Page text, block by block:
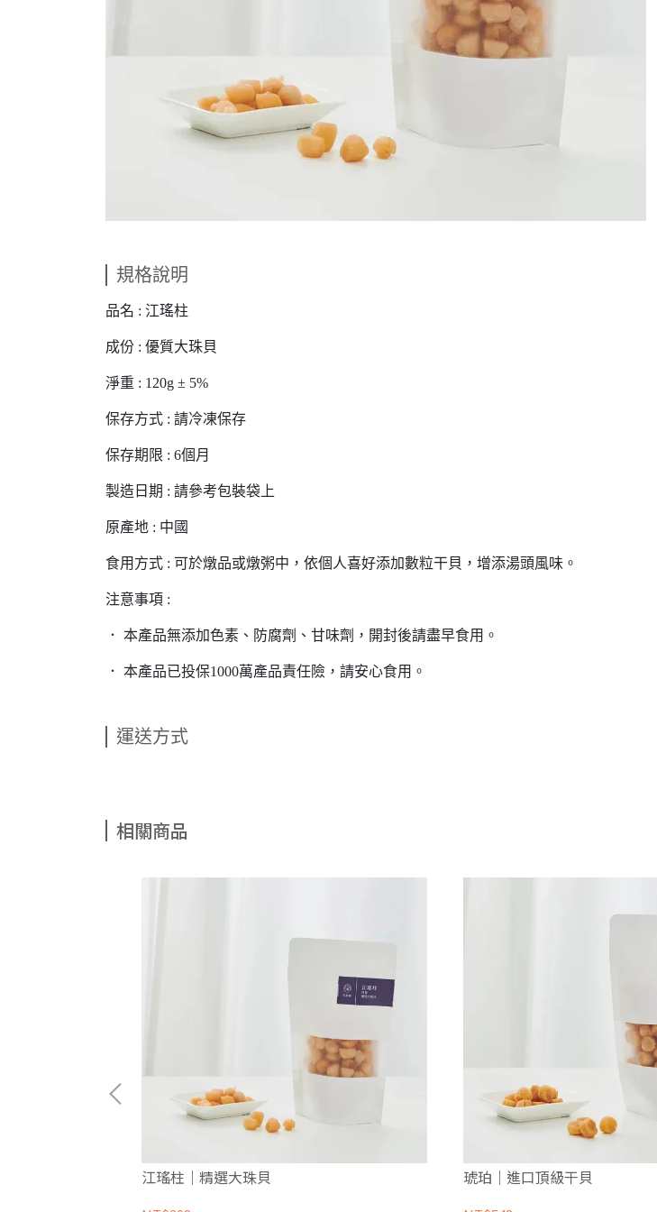
規格說明
品名 : 江瑤柱
成份 : 優質大珠貝
淨重 : 120g ± 5%
保存方式 : 請冷凍保存
保存期限 : 6個月
製造日期 : 請參考包裝袋上
原產地 : 中國
食用方式 : 可於燉品或燉粥中，依個人喜好添加數粒干貝，增添湯頭風味。
注意事項 :
． 本產品無添加色素、防腐劑、甘味劑，開封後請盡早食用。
． 本產品已投保1000萬產品責任險，請安心食用。
運送方式
相關商品
江瑤柱｜精選大珠貝 琥珀｜進口頂級干貝